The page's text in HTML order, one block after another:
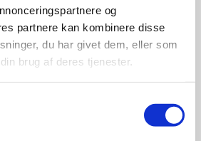
og
partnere kan kombinere disse
du har givet dem, eller som
brug af deres tjenester.